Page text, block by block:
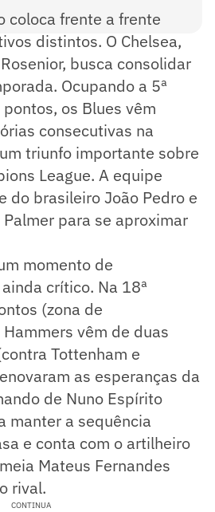
coloca frente a frente
distintos. O Chelsea,
busca consolidar
Ocupando a 5ª
os Blues vêm
consecutivas na
triunfo importante sobre
League. A equipe
do brasileiro João Pedro e
para se aproximar
momento de
crítico. Na 18ª
(zona de
vêm de duas
Tottenham e
as esperanças da
de Nuno Espírito
manter a sequência
e conta com o artilheiro
Mateus Fernandes
rival.
CONTINUA